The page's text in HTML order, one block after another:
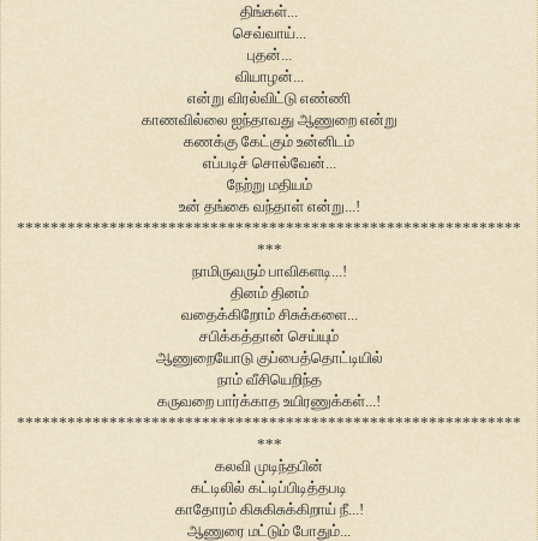
திங்கள்...
செவ்வாய்...
புதன்...
வியாழன்...
என்று விரல்விட்டு எண்ணி
காணவில்லை ஐந்தாவது ஆணுறை என்று
கணக்கு கேட்கும் உன்னிடம்
எப்படிச் சொல்வேன்...
நேற்று மதியம்
உன் தங்கை வந்தாள் என்று...!
************************************************************
***
நாமிருவரும் பாவிகளடி...!
தினம் தினம்
வதைக்கிறோம் சிசுக்களை...
சபிக்கத்தான் செய்யும்
ஆணுறையோடு குப்பைத்தொட்டியில்
நாம் வீசியெறிந்த
கருவறை பார்க்காத உயிரணுக்கள்...!
************************************************************
***
கலவி முடிந்தபின்
கட்டிலில் கட்டிப்பிடித்தபடி
காதோரம் கிசுகிசுக்கிறாய் நீ...!
ஆணுரை மட்டும் போதும்...